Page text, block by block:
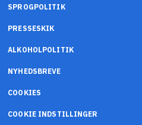
SPROGPOLITIK
PRESSESKIK
ALKOHOLPOLITIK
NYHEDSBREVE
COOKIES
COOKIE INDSTILLINGER